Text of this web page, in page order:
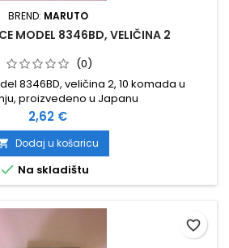
BREND: MARUTO
MODEL 8346BD, VELIČINA 2
(0)
8346BD, veličina 2, 10 komada u
proizvedeno u Japanu
Cijena
2,62 €
Dodaj u košaricu
 Na skladištu
favorite_border